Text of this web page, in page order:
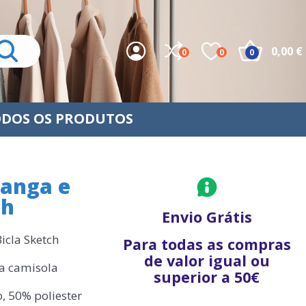
0 0 0,00 €
0
OS PRODUTOS
e
Sketch
camisola
50% poliester
Envio Grátis
Para todas as compras
de valor igual ou
superior a 50€